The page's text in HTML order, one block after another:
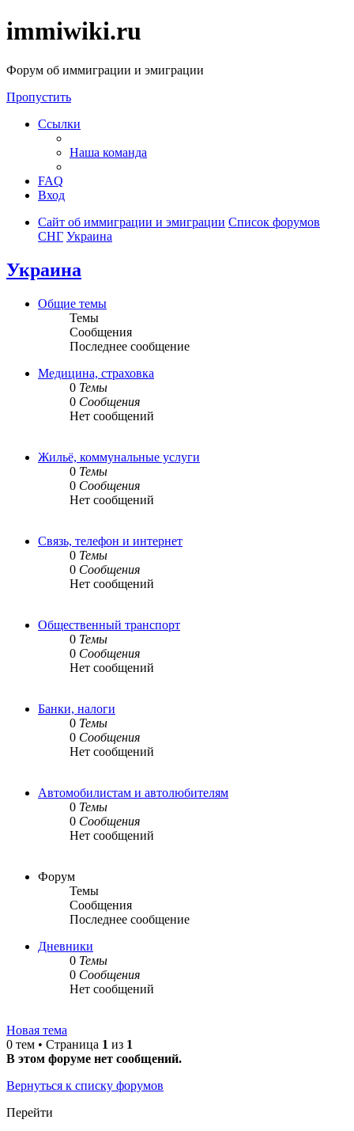
immiwiki.ru
Форум об иммиграции и эмиграции
Пропустить
Ссылки
Наша команда
FAQ
Вход
Сайт об иммиграции и эмиграции Список форумов
СНГ Украина
Украина
Общие темы
Темы
Сообщения
Последнее сообщение
Медицина, страховка
0 Темы
0 Сообщения
Нет сообщений
Жильё, коммунальные услуги
0 Темы
0 Сообщения
Нет сообщений
Связь, телефон и интернет
0 Темы
0 Сообщения
Нет сообщений
Общественный транспорт
0 Темы
0 Сообщения
Нет сообщений
Банки, налоги
0 Темы
0 Сообщения
Нет сообщений
Автомобилистам и автолюбителям
0 Темы
0 Сообщения
Нет сообщений
Форум
Темы
Сообщения
Последнее сообщение
Дневники
0 Темы
0 Сообщения
Нет сообщений
Новая тема
0 тем • Страница 1 из 1
В этом форуме нет сообщений.
Вернуться к списку форумов
Перейти